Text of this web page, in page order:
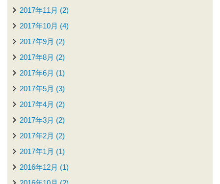
2017年11月 (2)
2017年10月 (4)
2017年9月 (2)
2017年8月 (2)
2017年6月 (1)
2017年5月 (3)
2017年4月 (2)
2017年3月 (2)
2017年2月 (2)
2017年1月 (1)
2016年12月 (1)